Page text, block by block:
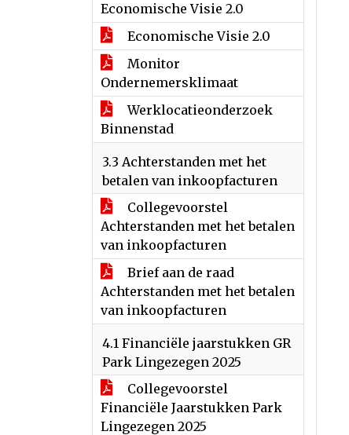
Economische Visie 2.0
Economische Visie 2.0
Monitor
Ondernemersklimaat
Werklocatieonderzoek
Binnenstad
3.3 Achterstanden met het
betalen van inkoopfacturen
Collegevoorstel
Achterstanden met het betalen
van inkoopfacturen
Brief aan de raad
Achterstanden met het betalen
van inkoopfacturen
4.1 Financiële jaarstukken GR
Park Lingezegen 2025
Collegevoorstel
Financiële Jaarstukken Park
Lingezegen 2025